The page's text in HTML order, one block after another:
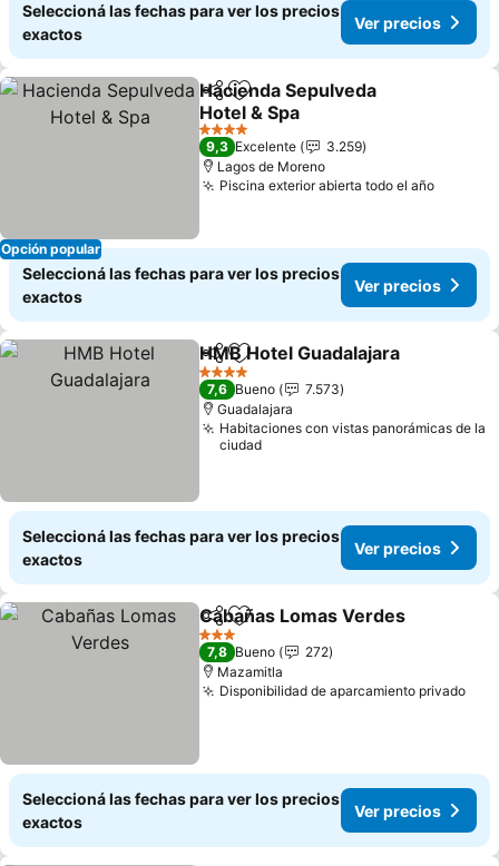
Seleccioná las fechas para ver los precios
exactos
Ver precios
Opción popular
CompartirAñadir a favoritos
Hacienda Sepulveda
Hotel & Spa
4 Estrellas
9,3 Excelente
3.259
Lagos de Moreno
Piscina exterior abierta todo el año
Seleccioná las fechas para ver los precios
exactos
Ver precios
CompartirAñadir a favoritos
HMB Hotel Guadalajara
4 Estrellas
7,6 Bueno
7.573
Guadalajara
Habitaciones con vistas panorámicas de la
ciudad
Seleccioná las fechas para ver los precios
exactos
Ver precios
CompartirAñadir a favoritos
Cabañas Lomas Verdes
3 Estrellas
7,8 Bueno
272
Mazamitla
Disponibilidad de aparcamiento privado
Seleccioná las fechas para ver los precios
exactos
Ver precios